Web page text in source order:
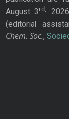
August 3rd,
(editorial
Chem. Soc.,